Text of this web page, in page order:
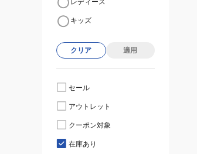
キッズ
クリア 適用
セール
アウトレット
クーポン対象
在庫あり